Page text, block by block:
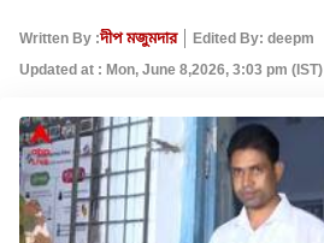
Written By :দীপ মজুমদার
Edited By: deepm
Updated at : Mon, June 8,2026, 3:03 pm (IST)